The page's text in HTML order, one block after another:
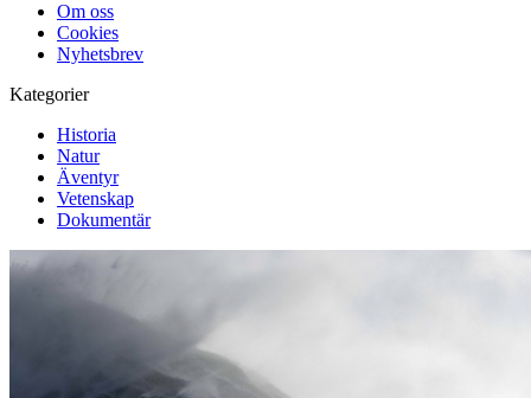
Om oss
Cookies
Nyhetsbrev
Kategorier
Historia
Natur
Äventyr
Vetenskap
Dokumentär